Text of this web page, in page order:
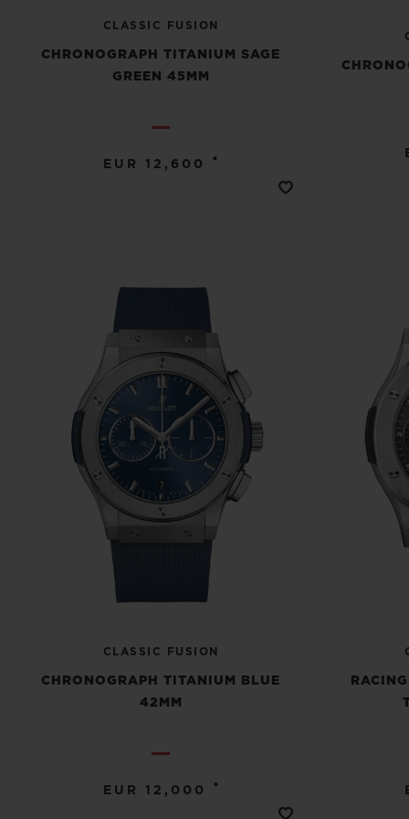
CLASSIC FUSION
CHRONOGRAPH TITANIUM SAGE
GREEN 45MM
EUR 12,600 •
CLASSIC FUSION
CHRONOGRAPH TITANIUM BLUE
42MM
EUR 12,000 •